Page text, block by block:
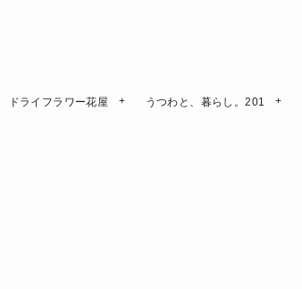
ドライフラワー花屋 うつわと、暮らし。201